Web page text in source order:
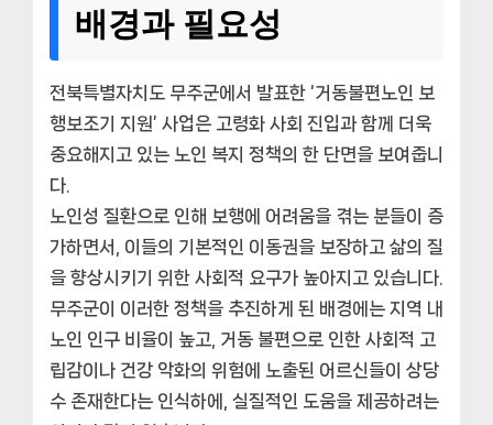
배경과 필요성
전북특별자치도 무주군에서 발표한 ‘거동불편노인 보
행보조기 지원’ 사업은 고령화 사회 진입과 함께 더욱
중요해지고 있는 노인 복지 정책의 한 단면을 보여줍니
다.
노인성 질환으로 인해 보행에 어려움을 겪는 분들이 증
가하면서, 이들의 기본적인 이동권을 보장하고 삶의 질
을 향상시키기 위한 사회적 요구가 높아지고 있습니다.
무주군이 이러한 정책을 추진하게 된 배경에는 지역 내
노인 인구 비율이 높고, 거동 불편으로 인한 사회적 고
립감이나 건강 악화의 위험에 노출된 어르신들이 상당
수 존재한다는 인식하에, 실질적인 도움을 제공하려는